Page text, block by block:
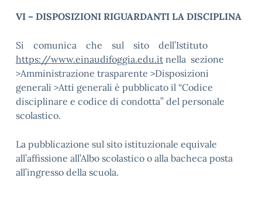
VI – DISPOSIZIONI RIGUARDANTI LA DISCIPLINA
Si comunica che sul sito dell’Istituto
https://www.einaudifoggia.edu.it nella sezione
>Amministrazione trasparente >Disposizioni
generali >Atti generali è pubblicato il “Codice
disciplinare e codice di condotta” del personale
scolastico.
La pubblicazione sul sito istituzionale equivale
all’affissione all’Albo scolastico o alla bacheca posta
all’ingresso della scuola.